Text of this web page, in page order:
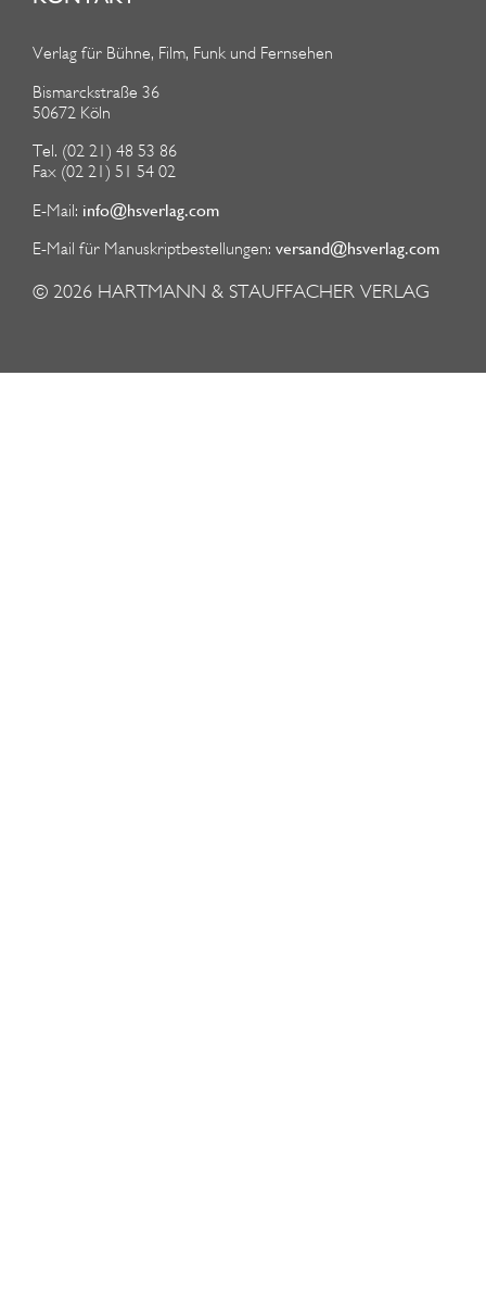
Verlag für Bühne, Film, Funk und Fernsehen
Bismarckstraße 36
50672 Köln
Tel. (02 21) 48 53 86
Fax (02 21) 51 54 02
E-Mail: info@hsverlag.com
E-Mail für Manuskriptbestellungen: versand@hsverlag.com
© 2026 HARTMANN & STAUFFACHER VERLAG